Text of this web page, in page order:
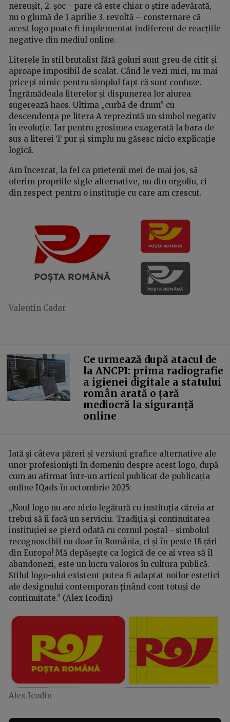
nereușit, 2. șoc - pare că este chiar o știre adevărată,
nu o glumă de 1 aprilie 3. revoltă – consternare că
acest logo poate fi implementat indiferent de reacțiile
negative din mediul online.
Literele în stil brutalist fără goluri sunt greu de citit și
aproape imposibil de scalat. Când le vezi mici, nu mai
pricepi nimic pentru simplul fapt că sunt confuze.
Îngrămădeala literelor și dispunerea lor aiurea
sugerează haos. Ultima „curbă de drum” cu
descendența pe litera A reprezintă un simbol negativ
în evoluție. Iar pentru grosimea exagerată la bara de
sus a literei T pur și simplu nu găsesc nicio explicație
logică.
Am încercat, la fel ca prietenii mei de mai jos, să
oferim propriile sigle alternative, nu din orgoliu, ci
din respect pentru o instituție cu care am crescut.
Valentin Cadar
Ce urmează după atacul de
la ANCPI: prima radiografie
a igienei digitale a statului
român arată o țară
mediocră la siguranță
online
Iată și câteva păreri și versiuni grafice alternative ale
unor profesioniști în domeniu despre acest logo, după
cum au afirmat într-un articol publicat de publicația
online IQads în octombrie 2025:
„Noul logo nu are nicio legătură cu instituția căreia ar
trebui să îi facă un serviciu. Tradiția și continuitatea
instituției se pierd odată cu cornul poștal - simbolul
recognoscibil nu doar în România, ci și în peste 18 țări
din Europa! Mă depășește ca logică de ce ai vrea să îl
abandonezi, este un lucru valoros în cultura publică.
Stilul logo-ului existent putea fi adaptat noilor estetici
ale designului contemporan ținând cont totuși de
continuitate.” (Alex Icodin)
Alex Icodin